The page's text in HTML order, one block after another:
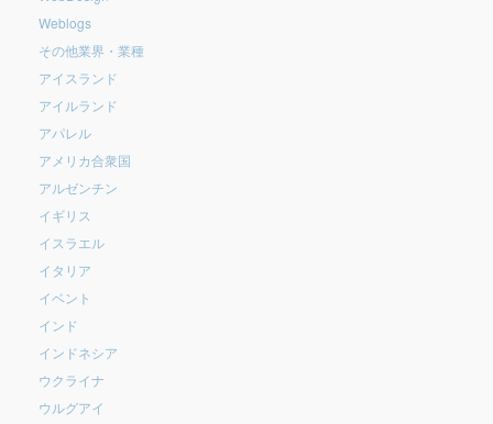
Weblogs
その他業界・業種
アイスランド
アイルランド
アパレル
アメリカ合衆国
アルゼンチン
イギリス
イスラエル
イタリア
イベント
インド
インドネシア
ウクライナ
ウルグアイ